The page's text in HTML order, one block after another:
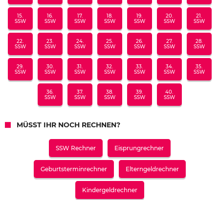
15.
SSW
16.
SSW
17.
SSW
18.
SSW
19.
SSW
20.
SSW
21.
SSW
22.
SSW
23.
SSW
24.
SSW
25.
SSW
26.
SSW
27.
SSW
28.
SSW
29.
SSW
30.
SSW
31.
SSW
32.
SSW
33.
SSW
34.
SSW
35.
SSW
36.
SSW
37.
SSW
38.
SSW
39.
SSW
40.
SSW
MÜSST IHR NOCH RECHNEN?
SSW Rechner Eisprungrechner
Geburtsterminrechner Elterngeldrechner
Kindergeldrechner